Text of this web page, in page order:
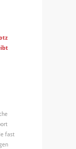
fast